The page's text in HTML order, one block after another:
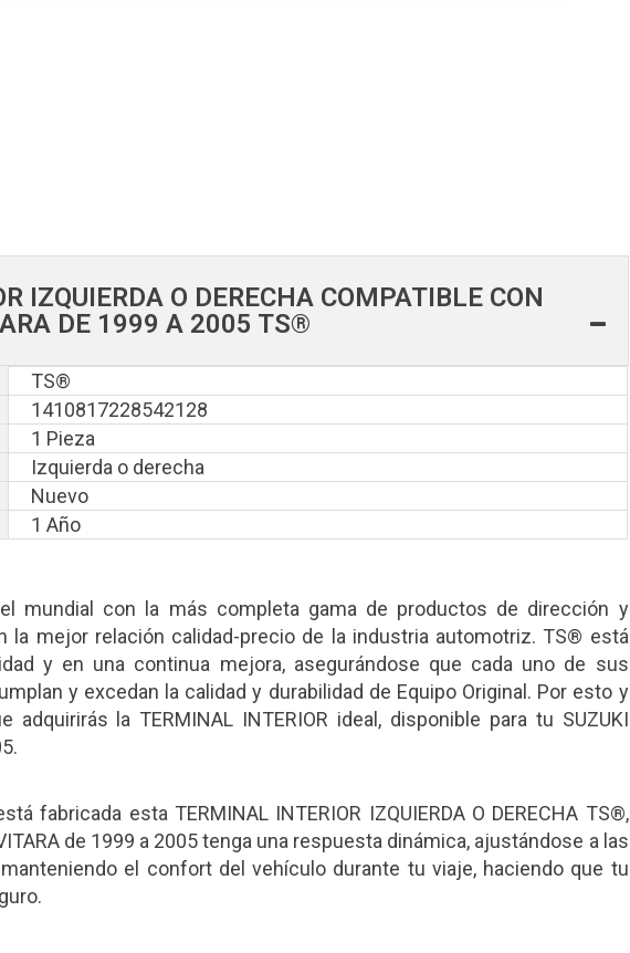
IZQUIERDA O DERECHA COMPATIBLE CON
DE 1999 A 2005 TS®
TS®
1410817228542128
1 Pieza
Izquierda o derecha
Nuevo
1 Año
mundial con la más completa gama de productos de dirección y
la mejor relación calidad-precio de la industria automotriz. TS® está
y en una continua mejora, asegurándose que cada uno de sus
y excedan la calidad y durabilidad de Equipo Original. Por esto y
la TERMINAL INTERIOR ideal, disponible para tu SUZUKI
fabricada esta TERMINAL INTERIOR IZQUIERDA O DERECHA TS®,
de 1999 a 2005 tenga una respuesta dinámica, ajustándose a las
el confort del vehículo durante tu viaje, haciendo que tu